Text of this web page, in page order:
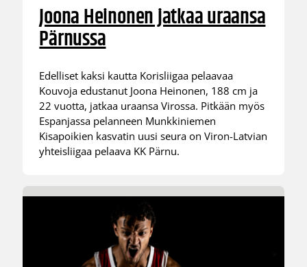
Joona Heinonen jatkaa uraansa
Pärnussa
Edelliset kaksi kautta Korisliigaa pelaavaa
Kouvoja edustanut Joona Heinonen, 188 cm ja
22 vuotta, jatkaa uraansa Virossa. Pitkään myös
Espanjassa pelanneen Munkkiniemen
Kisapoikien kasvatin uusi seura on Viron-Latvian
yhteisliigaa pelaava KK Pärnu.